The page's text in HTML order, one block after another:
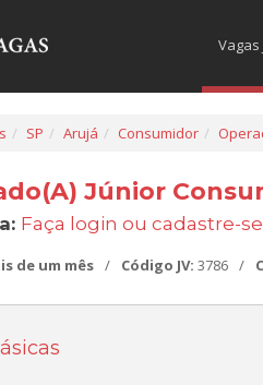
Vagas
SP Arujá Consumidor
Júnior
Faça login ou cadastre-se
de um mês / Código JV: 3786 /